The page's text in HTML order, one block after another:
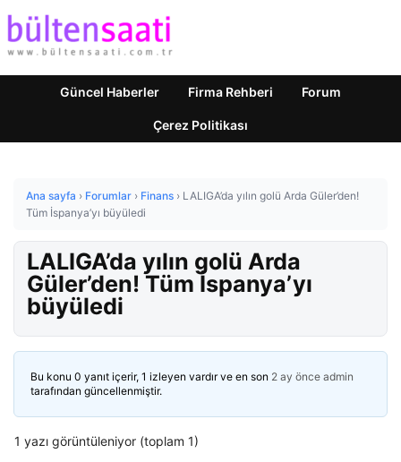
Güncel Haberler Firma Rehberi Forum
Çerez Politikası
Ana sayfa › Forumlar › Finans › LALIGA’da yılın golü Arda Güler’den!
Tüm İspanya’yı büyüledi
LALIGA’da yılın golü Arda
Güler’den! Tüm İspanya’yı
büyüledi
Bu konu 0 yanıt içerir, 1 izleyen vardır ve en son 2 ay önce admin
tarafından güncellenmiştir.
1 yazı görüntüleniyor (toplam 1)